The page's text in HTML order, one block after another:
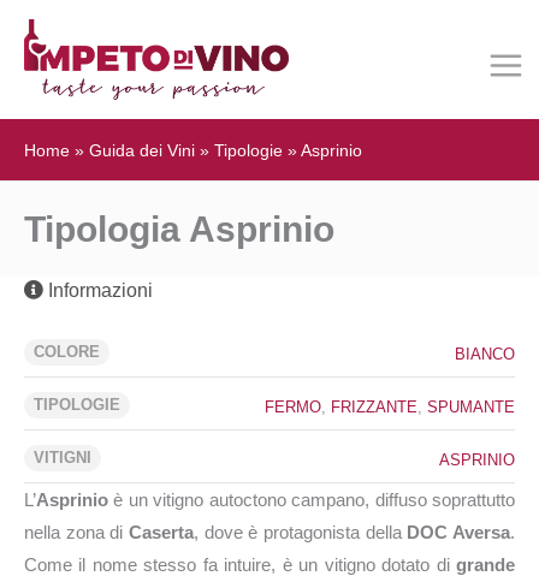
Home » Guida dei Vini » Tipologie »Asprinio
Tipologia Asprinio
Informazioni
COLORE BIANCO
TIPOLOGIE FERMO, FRIZZANTE, SPUMANTE
VITIGNI ASPRINIO
L’Asprinio è un vitigno autoctono campano, diffuso soprattutto
nella zona di Caserta, dove è protagonista della DOC Aversa.
Come il nome stesso fa intuire, è un vitigno dotato di grande